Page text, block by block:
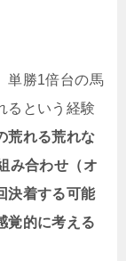
単勝1倍台の馬
るという経験
荒れる荒れな
み合わせ（オ
決着する可能
覚的に考える